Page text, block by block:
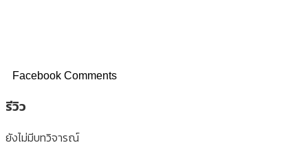
Facebook Comments
รีวิว
ยังไม่มีบทวิจารณ์